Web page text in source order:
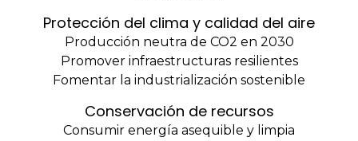
Protección del clima y calidad del aire
Producción neutra de CO2 en 2030
Promover infraestructuras resilientes
Fomentar la industrialización sostenible
Conservación de recursos
Consumir energía asequible y limpia